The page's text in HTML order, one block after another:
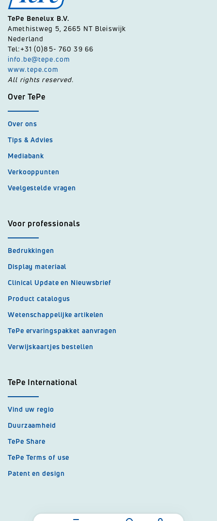
TePe Benelux B.V.
Amethistweg 5, 2665 NT Bleiswijk
Nederland
Tel:+31 (0)85- 760 39 66
info.be@tepe.com
www.tepe.com
All rights reserved.
Over TePe
Over ons
Tips & Advies
Mediabank
Verkooppunten
Veelgestelde vragen
Voor professionals
Bedrukkingen
Display materiaal
Clinical Update en Nieuwsbrief
Product catalogus
Wetenschappelijke artikelen
TePe ervaringspakket aanvragen
Verwijskaartjes bestellen
TePe International
Vind uw regio
Duurzaamheid
TePe Share
TePe Terms of use
Patent en design